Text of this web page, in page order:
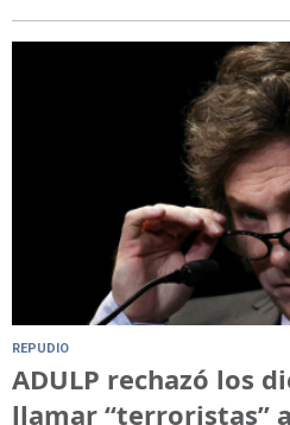
REPUDIO
ADULP rechazó los
llamar “terroristas”